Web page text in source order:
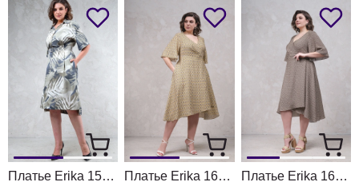
Платье Erika 1536 зеленый + синий Платье Erika 1632-1 желтый Платье Erika 1632-2 коричневый